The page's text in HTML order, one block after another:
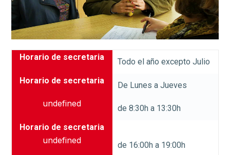
Horario de secretaria
Todo el año excepto Julio
Horario de secretaria
De Lunes a Jueves
undefined
de 8:30h a 13:30h
Horario de secretaria
undefined
de 16:00h a 19:00h